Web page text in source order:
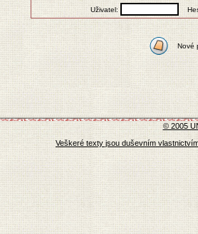
Uživatel:
Nové
© 2005
Veškeré texty jsou duševním